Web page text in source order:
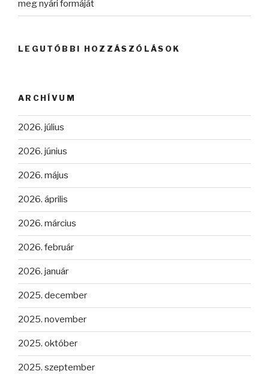
meg nyári formáját
LEGUTÓBBI HOZZÁSZÓLÁSOK
ARCHÍVUM
2026. július
2026. június
2026. május
2026. április
2026. március
2026. február
2026. január
2025. december
2025. november
2025. október
2025. szeptember